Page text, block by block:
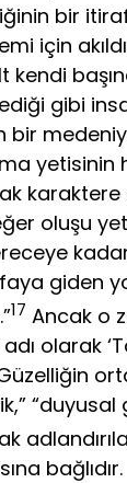
bir
için
kendi
gibi
bir
yetisinin
oluşu
giden
17 Ancak o
olarak
“duyusal
bağlıdır.